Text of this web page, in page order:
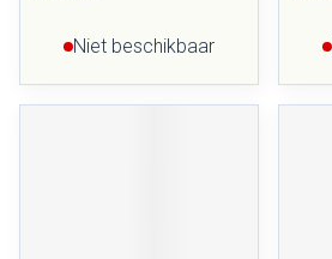
Niet beschikbaar